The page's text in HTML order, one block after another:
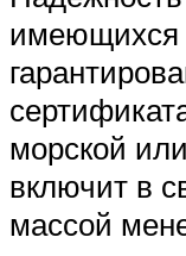
имеющихся
морской
включит в
массой